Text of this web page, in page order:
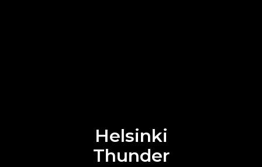
Helsinki
Thunder